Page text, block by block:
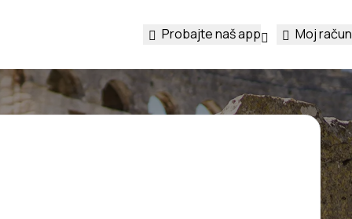
Probajte naš app Moj račun